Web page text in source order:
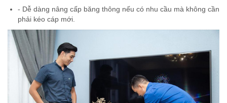
- Dễ dàng nâng cấp băng thông nếu có nhu cầu mà không cần
phải kéo cáp mới.